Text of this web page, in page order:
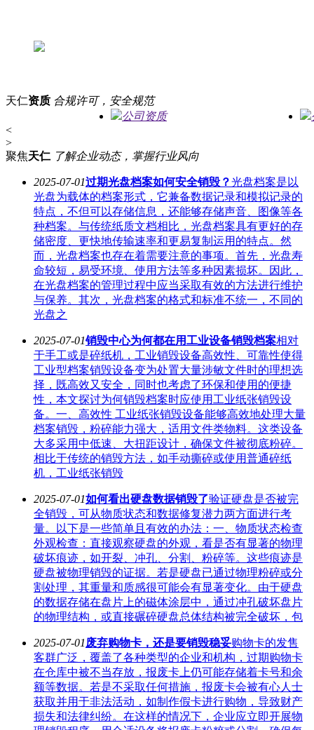
天仁资质 合规许可，安全规范
公司资质
<
>
聚焦天仁 了解企业动态，掌握行业风向
2025-07-01过期光盘档案如何安全销毁？光盘档案是以
光盘为载体的档案形式，它兼备数据记录和模拟记录的
特点，不但可以存储信息，还能够存储声音、图像等各
种档案。与传统纸质文档相比，光盘档案具有更好的存
储密度、更快地传输速率和更易复制运用的特点。然
而，光盘档案也存在着需要注意的事项。首先，光盘寿
命较短，易受环境、使用方法等多种因素损坏。因此，
在光盘档案的管理过程中应当采取有效的方法进行维护
与保养。其次，光盘档案的格式和标准不统一，不同的
光盘之
2025-07-01销毁中心为何都在用工业设备销毁档案相对
于手工或是碎纸机，工业销毁设备高效性、可靠性使得
工业型档案销毁设备变为处置大量涉敏文件时的理想选
择，既高效又安全，同时也考虑了环保和使用的便捷
性，本文探讨为何销毁档案时应使用工业纸张销毁设
备。一、高效性 工业纸张销毁设备能够高效地处理大量
档案销毁，粉碎能力强大，适用文件类物料。这类设备
大多采用中低速、大扭距设计，确保文件被彻底粉碎。
相比于传统的销毁方法，如手动撕碎或使用普通碎纸
机，工业纸张销毁
2025-07-01如何看出硬盘数据销毁了验证硬盘是否被完
全销毁，可从物质状态和数据修复潜力两方面进行考
量。以下是一些简单且有效的办法：一、物质状态检查
外观检查：直接观察硬盘的外观，看是否有显著的物理
破坏痕迹，如开裂、冲孔、分割、粉碎等。这些痕迹是
硬盘被物理销毁的证据。若是硬盘已通过物理粉碎或分
割处理，其重量和质感很可能会有显著变化。由于硬盘
的数据存储在盘片上的磁体涂层中，通过冲孔破坏盘片
的物理结构，或直接碾碎硬盘总体结构被完全破坏，包
2025-07-01 废弃购物卡，还是要销毁稳妥购物卡的发售
客群广泛，覆盖了各种类型的企业和机构，过期购物卡
在仓库中被不当存放，报废卡上仍可能存储着卡号和余
额等数据。若是不采取任何措施，报废卡会被有心人士
获取并用于非法活动，如制作假卡进行购物，导致财产
损失和法律纠纷。在这样的情况下，企业应立即开展物